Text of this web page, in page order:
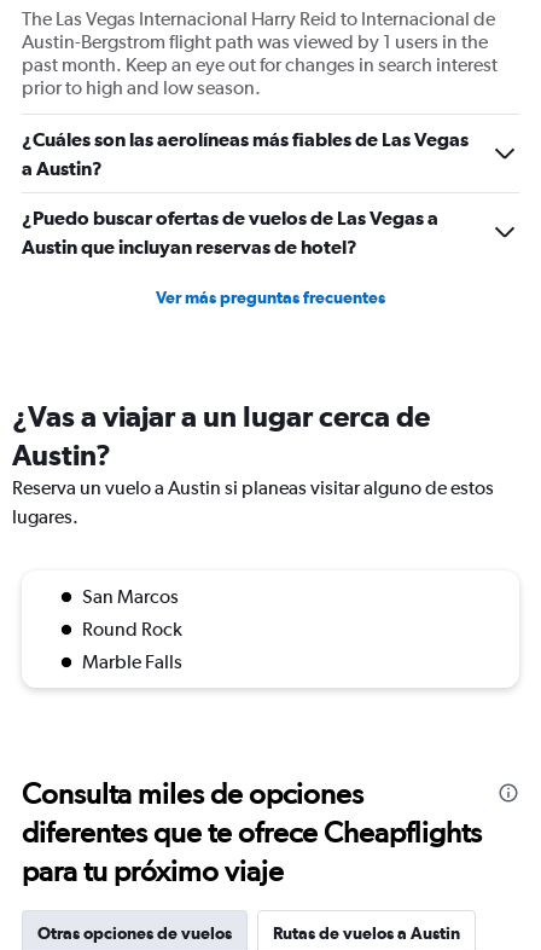
Y
axes
displaying
Avg.
Number
of
flights.
The Las Vegas Internacional Harry Reid to Internacional de
Austin-Bergstrom flight path was viewed by 1 users in the
past month. Keep an eye out for changes in search interest
prior to high and low season.
¿Cuáles son las aerolíneas más fiables de Las Vegas
a Austin?
¿Puedo buscar ofertas de vuelos de Las Vegas a
Austin que incluyan reservas de hotel?
Ver más preguntas frecuentes
¿Vas a viajar a un lugar cerca de
Austin?
Reserva un vuelo a Austin si planeas visitar alguno de estos
lugares.
San Marcos
Round Rock
Marble Falls
Consulta miles de opciones
diferentes que te ofrece Cheapflights
para tu próximo viaje
Otras opciones de vuelos Rutas de vuelos a Austin